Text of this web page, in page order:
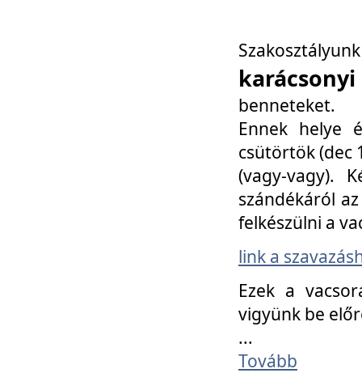
benneteket.
Ennek helye
csütörtök (dec
(vagy-vagy).
szándékáról
felkészülni a
link a
Ezek a
vigyünk be
...
Tovább